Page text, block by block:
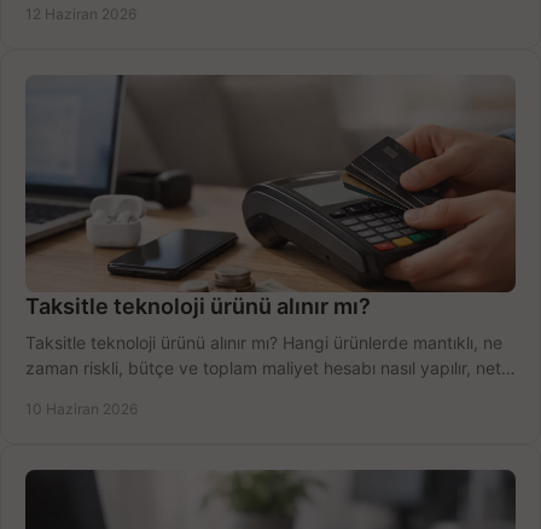
12 Haziran 2026
Taksitle teknoloji ürünü alınır mı?
Taksitle teknoloji ürünü alınır mı? Hangi ürünlerde mantıklı, ne
zaman riskli, bütçe ve toplam maliyet hesabı nasıl yapılır, net
10 Haziran 2026